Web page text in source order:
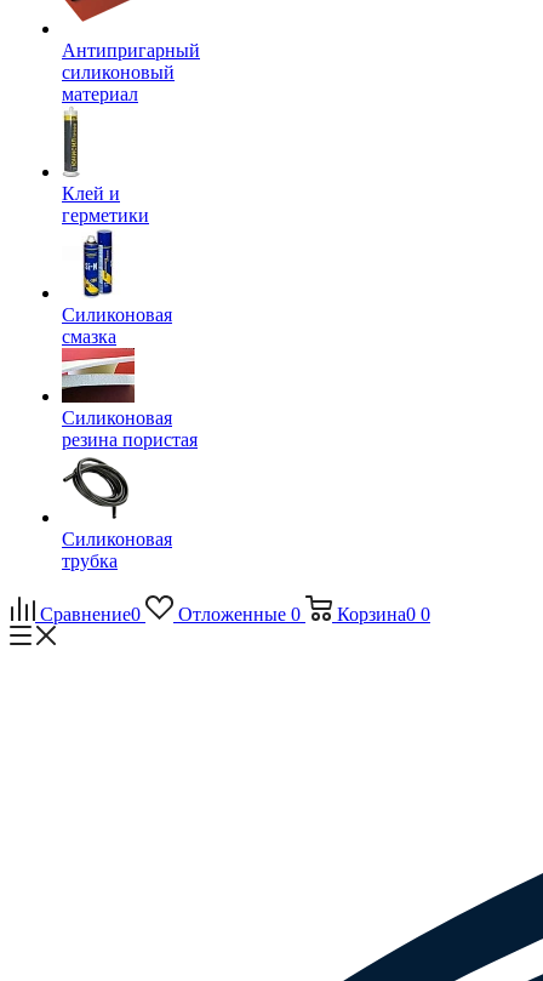
Антипригарный
силиконовый
материал
Клей и
герметики
Силиконовая
смазка
Силиконовая
резина пористая
Силиконовая
трубка
Сравнение0 Отложенные 0 Корзина0 0